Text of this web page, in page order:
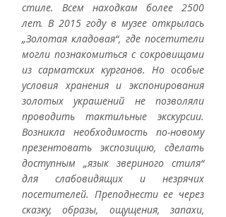
стиле. Всем находкам более 2500
лет. В 2015 году в музее открылась
„Золотая кладовая“, где посетители
могли познакомиться с сокровищами
из сарматских курганов. Но особые
условия хранения и экспонирования
золотых украшений не позволяли
проводить тактильные экскурсии.
Возникла необходимость по-новому
презентовать экспозицию, сделать
доступным „язык звериного стиля“
для слабовидящих и незрячих
посетителей. Преподнести ее через
сказку, образы, ощущения, запахи,